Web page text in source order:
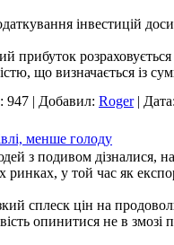
інвестицій
прибуток
що визначається із
947 | Добавил: Roger | Дата:
менше голоду
з подивом дізналися,
ринках, у той час як
сплеск цін на
опинитися не в